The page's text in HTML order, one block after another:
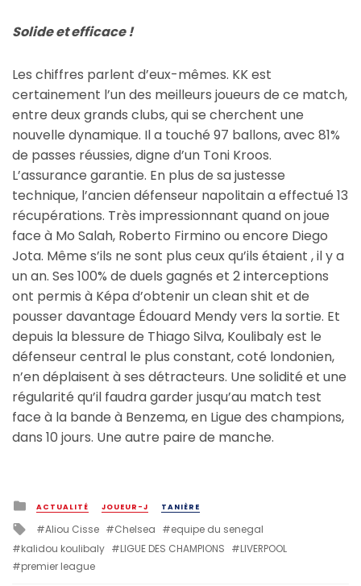
Solide et efficace !
Les chiffres parlent d’eux-mêmes. KK est
certainement l’un des meilleurs joueurs de ce match,
entre deux grands clubs, qui se cherchent une
nouvelle dynamique. Il a touché 97 ballons, avec 81%
de passes réussies, digne d’un Toni Kroos.
L’assurance garantie. En plus de sa justesse
technique, l’ancien défenseur napolitain a effectué 13
récupérations. Très impressionnant quand on joue
face à Mo Salah, Roberto Firmino ou encore Diego
Jota. Même s’ils ne sont plus ceux qu’ils étaient , il y a
un an. Ses 100% de duels gagnés et 2 interceptions
ont permis à Képa d’obtenir un clean shit et de
pousser davantage Édouard Mendy vers la sortie. Et
depuis la blessure de Thiago Silva, Koulibaly est le
défenseur central le plus constant, coté londonien,
n’en déplaisent à ses détracteurs. Une solidité et une
régularité qu’il faudra garder jusqu’au match test
face à la bande à Benzema, en Ligue des champions,
dans 10 jours. Une autre paire de manche.
Posted
in
ACTUALITÉ JOUEUR-J TANIÈRE
Tagged
with
Aliou Cisse Chelsea
equipe du senegal
kalidou koulibaly
LIGUE DES CHAMPIONS
LIVERPOOL
premier league